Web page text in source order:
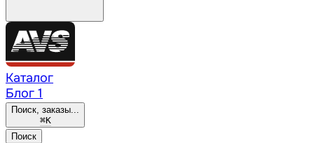
Каталог
Блог 1
Поиск, заказы...
⌘K
Поиск